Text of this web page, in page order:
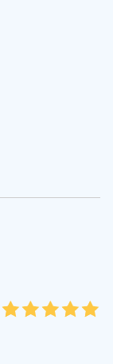
45
4
35
3
25
2
15
1
05